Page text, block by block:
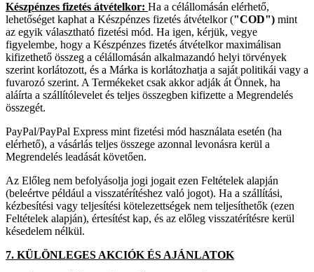
Készpénzes fizetés átvételkor: Ha a célállomásán elérhető,
lehetőséget kaphat a Készpénzes fizetés átvételkor ("COD") mint
az egyik választható fizetési mód. Ha igen, kérjük, vegye
figyelembe, hogy a Készpénzes fizetés átvételkor maximálisan
kifizethető összeg a célállomásán alkalmazandó helyi törvények
szerint korlátozott, és a Márka is korlátozhatja a saját politikái vagy a
fuvarozó szerint. A Termékeket csak akkor adják át Önnek, ha
aláírta a szállítólevelet és teljes összegben kifizette a Megrendelés
összegét.
PayPal/PayPal Express mint fizetési mód használata esetén (ha
elérhető), a vásárlás teljes összege azonnal levonásra kerül a
Megrendelés leadását követően.
Az Előleg nem befolyásolja jogi jogait ezen Feltételek alapján
(beleértve például a visszatérítéshez való jogot). Ha a szállítási,
kézbesítési vagy teljesítési kötelezettségek nem teljesíthetők (ezen
Feltételek alapján), értesítést kap, és az előleg visszatérítésre kerül
késedelem nélkül.
7. KÜLÖNLEGES AKCIÓK ÉS AJÁNLATOK